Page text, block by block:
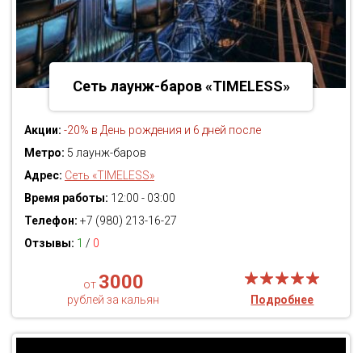
Сеть лаунж-баров «TIMELESS»
Акции: -20% в День рождения и 6 дней после
Метро: 5 лаунж-баров
Адрес: Сеть «TIMELESS»
Время работы: 12:00 - 03:00
Телефон: +7 (980) 213-16-27
Отзывы: 1 / 0
от 3000
рублей за кальян Подробнее